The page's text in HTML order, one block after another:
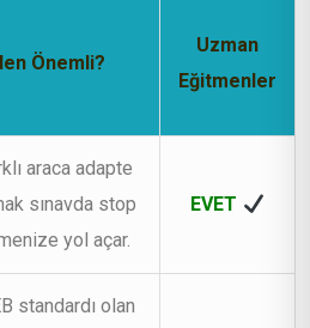
Önemli?
Uzman
Eğitmenler
araca adapte
sınavda stop
yol açar.
EVET
standardı olan